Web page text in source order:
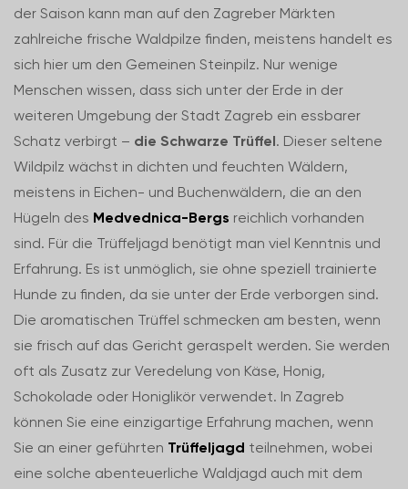
der Saison kann man auf den Zagreber Märkten
zahlreiche frische Waldpilze finden, meistens handelt es
sich hier um den Gemeinen Steinpilz. Nur wenige
Menschen wissen, dass sich unter der Erde in der
weiteren Umgebung der Stadt Zagreb ein essbarer
Schatz verbirgt – die Schwarze Trüffel. Dieser seltene
Wildpilz wächst in dichten und feuchten Wäldern,
meistens in Eichen- und Buchenwäldern, die an den
Hügeln des Medvednica-Bergs reichlich vorhanden
sind. Für die Trüffeljagd benötigt man viel Kenntnis und
Erfahrung. Es ist unmöglich, sie ohne speziell trainierte
Hunde zu finden, da sie unter der Erde verborgen sind.
Die aromatischen Trüffel schmecken am besten, wenn
sie frisch auf das Gericht geraspelt werden. Sie werden
oft als Zusatz zur Veredelung von Käse, Honig,
Schokolade oder Honiglikör verwendet. In Zagreb
können Sie eine einzigartige Erfahrung machen, wenn
Sie an einer geführten Trüffeljagd teilnehmen, wobei
eine solche abenteuerliche Waldjagd auch mit dem